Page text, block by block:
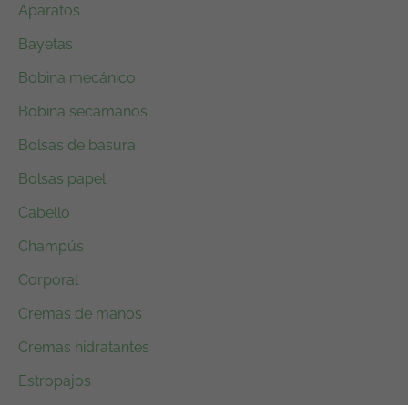
e
r
:
1
3
9
0
€
:
9
9
5
€
Aparatos
Bayetas
Bobina mecánico
Bobina secamanos
Bolsas de basura
Bolsas papel
Cabello
Champús
Corporal
Cremas de manos
Cremas hidratantes
Estropajos